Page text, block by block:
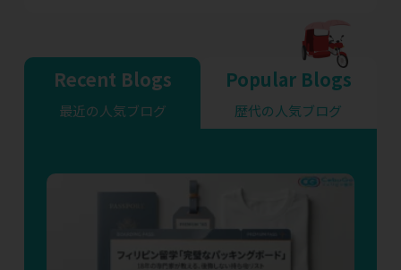
Recent Blogs
最近の人気ブログ
Popular Blogs
歴代の人気ブログ